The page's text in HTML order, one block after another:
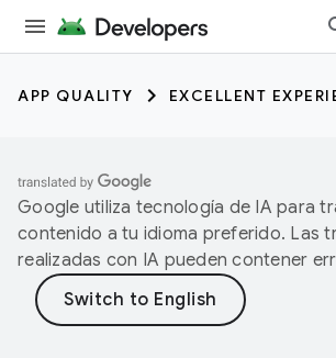
APP QUALITY EXCELLENT
Google utiliza tecnología de IA para
contenido a tu idioma preferido. Las
realizadas con IA pueden contener